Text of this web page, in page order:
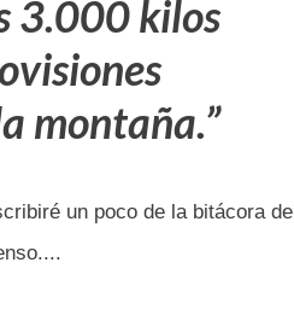
3.000 kilos
montaña.
un poco de la bitácora de